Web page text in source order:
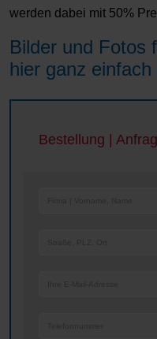
werden dabei mit 50%
Bilder und Fotos
hier ganz
Bestellung |